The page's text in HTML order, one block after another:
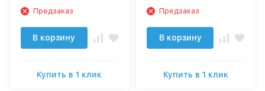
Предзаказ
В корзину
Купить в 1 клик
Предзаказ
В корзину
Купить в 1 клик